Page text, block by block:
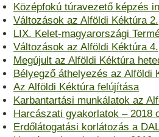
Középfokú túravezető képzés
Változások az Alföldi Kéktúra
LIX. Kelet-magyarországi
Változások az Alföldi Kéktúra
Megújult az Alföldi Kéktúra
Bélyegző áthelyezés az Alföldi
Az Alföldi Kéktúra felújítása
Karbantartási munkálatok az
Harcászati gyakorlatok – 2018
Erdőlátogatási korlátozás a